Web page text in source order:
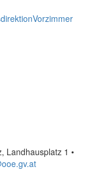
Vorzimmer
Landhausplatz 1 •